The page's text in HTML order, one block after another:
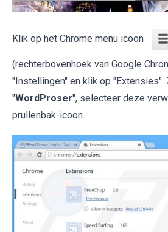
Klik op het Chrome menu icoon
(rechterbovenhoek van Google
"Instellingen" en klik op "Extensies".
"WordProser", selecteer deze
prullenbak-icoon.